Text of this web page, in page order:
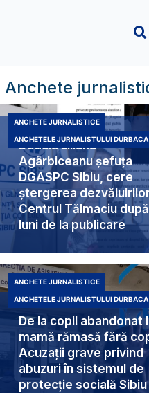
Anchete
Duduia Liliana
Agârbiceanu șefuța
DGASPC Sibiu, cere
ștergerea
Centrul Tălmaciu
luni de la publicare
ANCHETE JURNALISTICE
ANCHETELE JURNALISTULUI DURBACA
De la copil abandonat
mamă rămasă fără
Acuzații grave privind
abuzuri în sistemul de
protecție socială Sibiu
ANCHETE JURNALISTICE
ANCHETELE JURNALISTULUI DURBACA